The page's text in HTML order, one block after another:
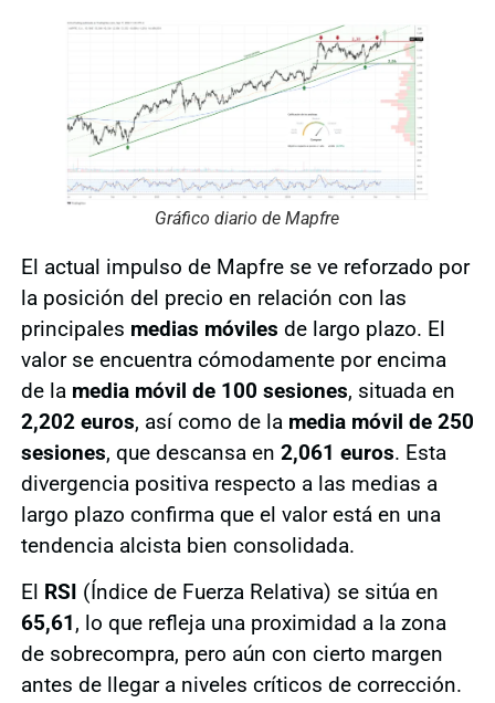
Gráfico diario de Mapfre
El actual impulso de Mapfre se ve reforzado por
la posición del precio en relación con las
principales medias móviles de largo plazo. El
valor se encuentra cómodamente por encima
de la media móvil de 100 sesiones, situada en
2,202 euros, así como de la media móvil de 250
sesiones, que descansa en 2,061 euros. Esta
divergencia positiva respecto a las medias a
largo plazo confirma que el valor está en una
tendencia alcista bien consolidada.
El RSI (Índice de Fuerza Relativa) se sitúa en
65,61, lo que refleja una proximidad a la zona
de sobrecompra, pero aún con cierto margen
antes de llegar a niveles críticos de corrección.